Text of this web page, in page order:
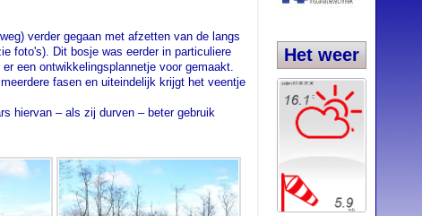
Het weer
verder gegaan met afzetten van de langs
foto's). Dit bosje was eerder in particuliere
een ontwikkelingsplannetje voor gemaakt.
fasen en uiteindelijk krijgt het veentje
hiervan – als zij durven – beter gebruik